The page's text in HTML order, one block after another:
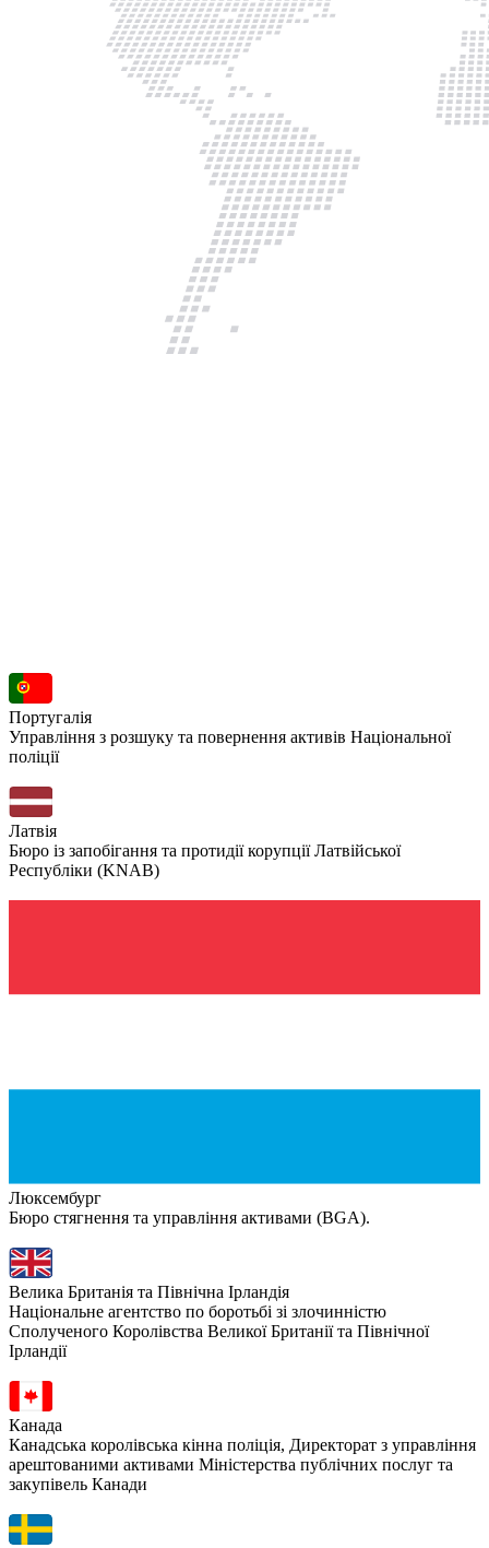
Португалія
Управління з розшуку та повернення активів Національної
поліції
Латвія
Бюро із запобігання та протидії корупції Латвійської
Республіки (KNAB)
Люксембург
Бюро стягнення та управління активами (BGA).
Велика Британія та Північна Ірландія
Національне агентство по боротьбі зі злочинністю
Сполученого Королівства Великої Британії та Північної
Ірландії
Канада
Канадська королівська кінна поліція, Директорат з управління
арештованими активами Міністерства публічних послуг та
закупівель Канади